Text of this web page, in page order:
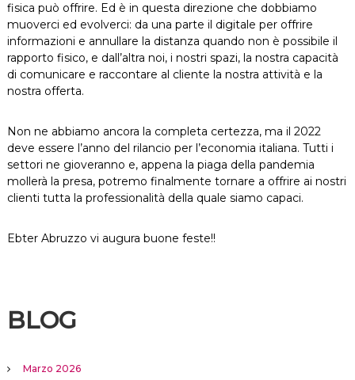
fisica può offrire. Ed è in questa direzione che dobbiamo
muoverci ed evolverci: da una parte il digitale per offrire
informazioni e annullare la distanza quando non è possibile il
rapporto fisico, e dall’altra noi, i nostri spazi, la nostra capacità
di comunicare e raccontare al cliente la nostra attività e la
nostra offerta.
Non ne abbiamo ancora la completa certezza, ma il 2022
deve essere l’anno del rilancio per l’economia italiana. Tutti i
settori ne gioveranno e, appena la piaga della pandemia
mollerà la presa, potremo finalmente tornare a offrire ai nostri
clienti tutta la professionalità della quale siamo capaci.
Ebter Abruzzo vi augura buone feste!!
BLOG
Marzo 2026